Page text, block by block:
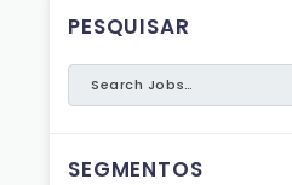
PESQUISAR
SEGMENTOS